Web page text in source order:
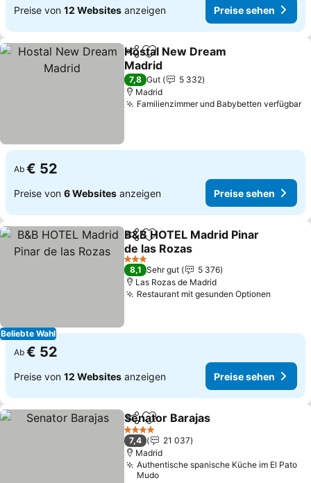
Preise von 12 Websites anzeigen Preise sehen
TeilenZu Favoriten hinzufügen
Hostal New Dream
Madrid
Preise sehen
7,8 Gut
5 332
Madrid
Familienzimmer und Babybetten verfügbar
Ab € 52
Preise von 6 Websites anzeigen Preise sehen
Beliebte Wahl
TeilenZu Favoriten hinzufügen
B&B HOTEL Madrid Pinar
de las Rozas
Preise sehen
3 Sterne
8,1 Sehr gut
5 376
Las Rozas de Madrid
Restaurant mit gesunden Optionen
Ab € 52
Preise von 12 Websites anzeigen Preise sehen
TeilenZu Favoriten hinzufügen
Senator Barajas
4 Sterne
7,4
21 037
Madrid
Authentische spanische Küche im El Pato
Mudo